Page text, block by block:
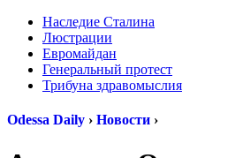
Наследие Сталина
Люстрации
Евромайдан
Генеральный протест
Трибуна здравомыслия
Odessa Daily › Новости ›